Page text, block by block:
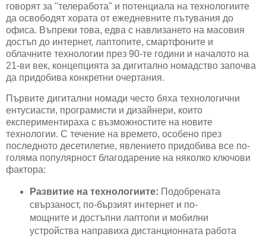
говорят за "телеработа" и потенциала на технологиите
да освободят хората от ежедневните пътувания до
офиса. Въпреки това, едва с навлизането на масовия
достъп до интернет, лаптопите, смартфоните и
облачните технологии през 90-те години и началото на
21-ви век, концепцията за дигитално номадство започва
да придобива конкретни очертания.
Първите дигитални номади често бяха технологични
ентусиасти, програмисти и дизайнери, които
експериментираха с възможностите на новите
технологии. С течение на времето, особено през
последното десетилетие, явлението придобива все по-
голяма популярност благодарение на няколко ключови
фактора:
Развитие на технологиите: Подобрената
свързаност, по-бързият интернет и по-
мощните и достъпни лаптопи и мобилни
устройства направиха дистанционната работа